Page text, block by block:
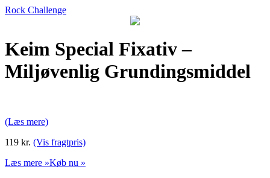
Rock Challenge
Keim Special Fixativ –
Miljøvenlig Grundingsmiddel
(Læs mere)
119 kr. (Vis fragtpris)
Læs mere »Køb nu »